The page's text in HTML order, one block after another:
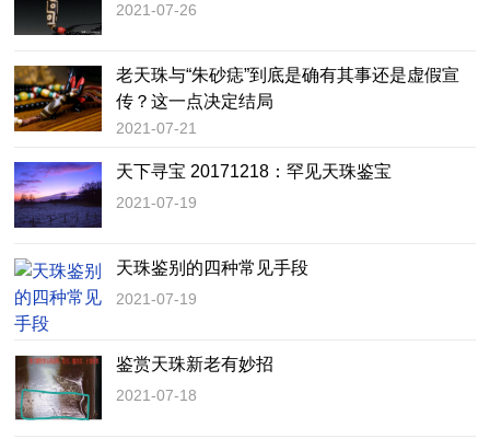
2021-07-26
老天珠与“朱砂痣”到底是确有其事还是虚假宣
传？这一点决定结局
2021-07-21
天下寻宝 20171218：罕见天珠鉴宝
2021-07-19
天珠鉴别的四种常见手段
2021-07-19
鉴赏天珠新老有妙招
2021-07-18